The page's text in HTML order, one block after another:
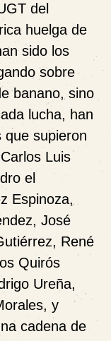
del
huelga de
sido los
sobre
banano, sino
lucha, han
que supieron
Luis
el
Espinoza,
José
René
Quirós
Ureña,
y
cadena de